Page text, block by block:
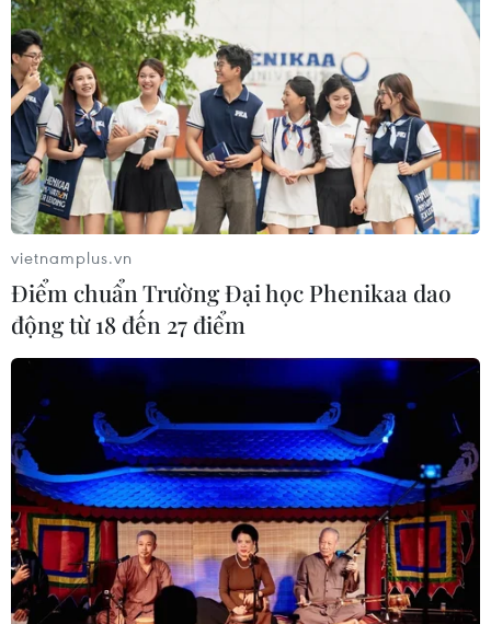
vietnamplus.vn
Điểm chuẩn Trường Đại học Phenikaa dao
động từ 18 đến 27 điểm